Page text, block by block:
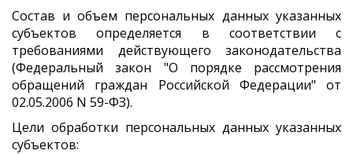
Состав и объем персональных данных указанных
субъектов определяется в соответствии с
требованиями действующего законодательства
(Федеральный закон "О порядке рассмотрения
обращений граждан Российской Федерации" от
02.05.2006 N 59-ФЗ).
Цели обработки персональных данных указанных
субъектов: